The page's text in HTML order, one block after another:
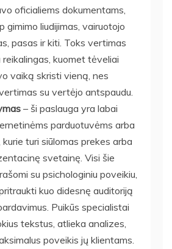
oficialiems dokumentams,
gimimo liudijimas, vairuotojo
pasas ir kiti. Toks vertimas
kuomet tėveliai
vaiką skristi vieną, nes
su vertėjo antspaudu.
– ši paslauga yra labai
parduotuvėms arba
kurie turi siūlomas prekes arba
svetainę. Visi šie
su psichologiniu poveikiu,
kuo didesnę auditoriją
Puikūs specialistai
tekstus, atlieka analizes,
poveikis jų klientams.